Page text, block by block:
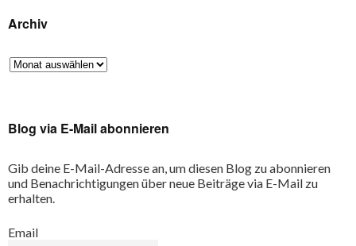
Archiv
Blog via E-Mail abonnieren
Gib deine E-Mail-Adresse an, um diesen Blog zu abonnieren
und Benachrichtigungen über neue Beiträge via E-Mail zu
erhalten.
Email